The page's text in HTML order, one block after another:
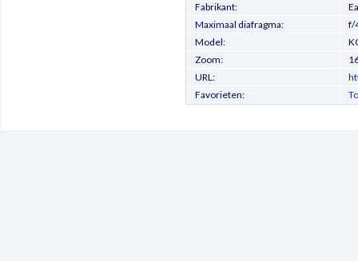
Fabrikant:
Maximaal diafragma:
f/
Model:
Zoom:
URL:
Favorieten: